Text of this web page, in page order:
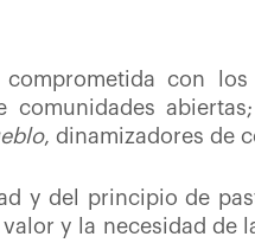
con
comunidades
, dinamizadores de
y del principio de
y la necesidad de